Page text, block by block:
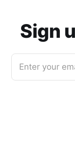
Sign
Enter your